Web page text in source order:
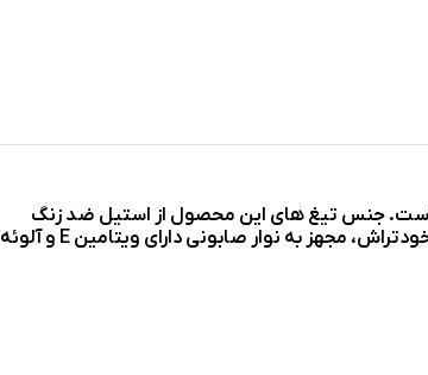
از برند ایرانی پرلایف است. جنس تیغ های این محصول از استیل ضد زنگ
سوئدی با روکش کروم بوده که برش سریع و دوام بالای آن را تضمین می کند. این خودتراش، مجهز به نوار صابونی دارای ویتامین E و آلوئه